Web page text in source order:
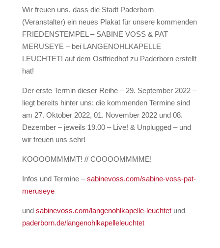
Wir freuen uns, dass die Stadt Paderborn
(Veranstalter) ein neues Plakat für unsere kommenden
FRIEDENSTEMPEL – SABINE VOSS & PAT
MERUSEYE – bei LANGENOHLKAPELLE
LEUCHTET! auf dem Ostfriedhof zu Paderborn erstellt
hat!
Der erste Termin dieser Reihe – 29. September 2022 –
liegt bereits hinter uns; die kommenden Termine sind
am 27. Oktober 2022, 01. November 2022 und 08.
Dezember – jeweils 19.00 – Live! & Unplugged – und
wir freuen uns sehr!
KOOOOMMMMT! // COOOOMMMME!
Infos und Termine –sabinevoss.com/sabine-voss-pat-
meruseye
und sabinevoss.com/langenohlkapelle-leuchtetund
paderborn.de/langenohlkapelleleuchtet